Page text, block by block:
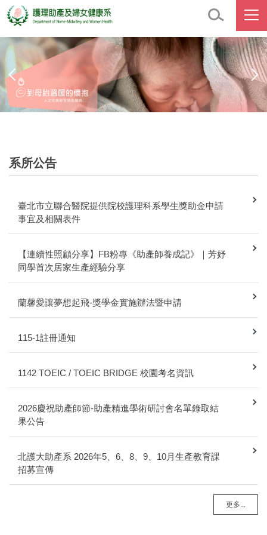
跳
到
主
要
內
容
區
系所公告
臺北市立聯合醫院提供院校護理科系學生獎助金申請
事宜及相關表件
【連續性照顧分享】FB粉專《助產師養成記》｜芳妤
同學首次居家生產經驗分享
蘭馨愛讓夢想起飛-獎學金實施辦法暨申請
115-1註冊通知
1142 TOEIC / TOEIC BRIDGE 校園考名資訊
2026慶祝助產師節-助產精進學術研討會名單錄取結
果公告
北護大助產系 2026年5、6、8、9、10月生產教育課
招募宣傳
更多...